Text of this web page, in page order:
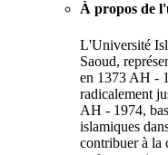
À propos de
L'Université
Saoud,
en 1373 AH -
radicalement
AH - 1974,
islamiques
contribuer à la